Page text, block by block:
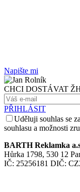
Napište mi
CHCI DOSTÁVAT
PŘIHLÁSIT
Uděluji souhlas se
souhlasu a možnosti
BARTH Reklamka
Hůrka 1798, 530 12
IČ: 25256181 DIČ: